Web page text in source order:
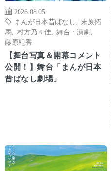
2026.08.05
まんが日本昔ばなし
末原拓
馬
村方乃々佳 舞台・演劇
藤原紀香
【舞台写真＆開幕コメント
公開！】舞台「まんが日本
昔ばなし劇場」